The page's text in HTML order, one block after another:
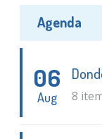
Agenda
06
Aug 8